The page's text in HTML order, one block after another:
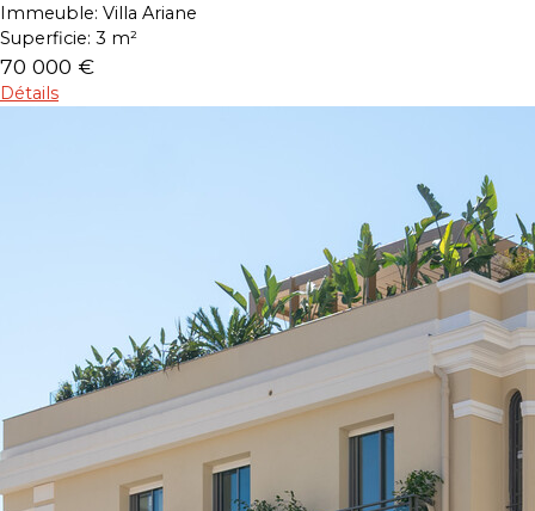
Immeuble: Villa Ariane
Superficie: 3 m²
70 000 €
Détails